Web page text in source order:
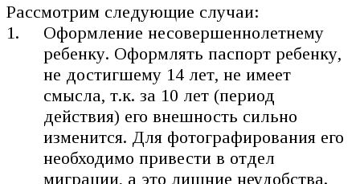
Рассмотрим следующие случаи:
Оформление несовершеннолетнему
ребенку. Оформлять паспорт ребенку,
не достигшему 14 лет, не имеет
смысла, т.к. за 10 лет (период
действия) его внешность сильно
изменится. Для фотографирования его
необходимо привести в отдел
миграции, а это лишние неудобства.